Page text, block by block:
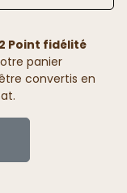
2 Point fidélité
panier
convertis en